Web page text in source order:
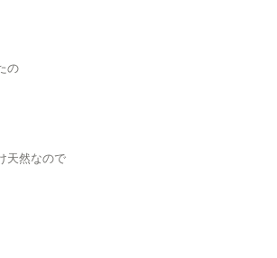
の
天然なので